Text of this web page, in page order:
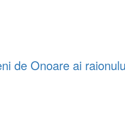
de Onoare ai